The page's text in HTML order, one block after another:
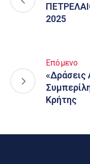
2025
Επόμενο
«Δράσεις
Κρήτης